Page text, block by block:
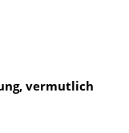
vermutlich